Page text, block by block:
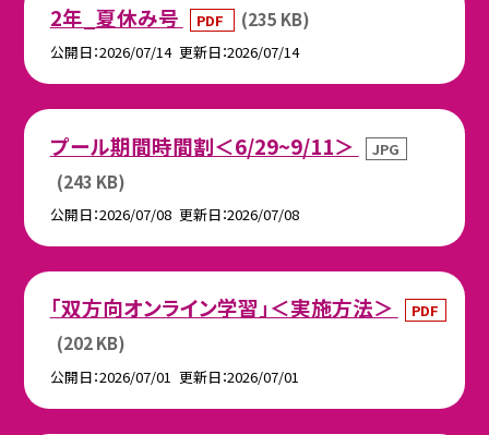
2年_夏休み号 PDF (235 KB)
公開日 2026/07/14 更新日 2026/07/14
プール期間時間割＜6/29~9/11＞ JPG
(243 KB)
公開日 2026/07/08 更新日 2026/07/08
「双方向オンライン学習」＜実施方法＞ PDF
(202 KB)
公開日 2026/07/01 更新日 2026/07/01